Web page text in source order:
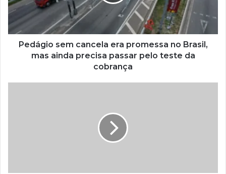
Pedágio sem cancela era promessa no Brasil,
mas ainda precisa passar pelo teste da
cobrança